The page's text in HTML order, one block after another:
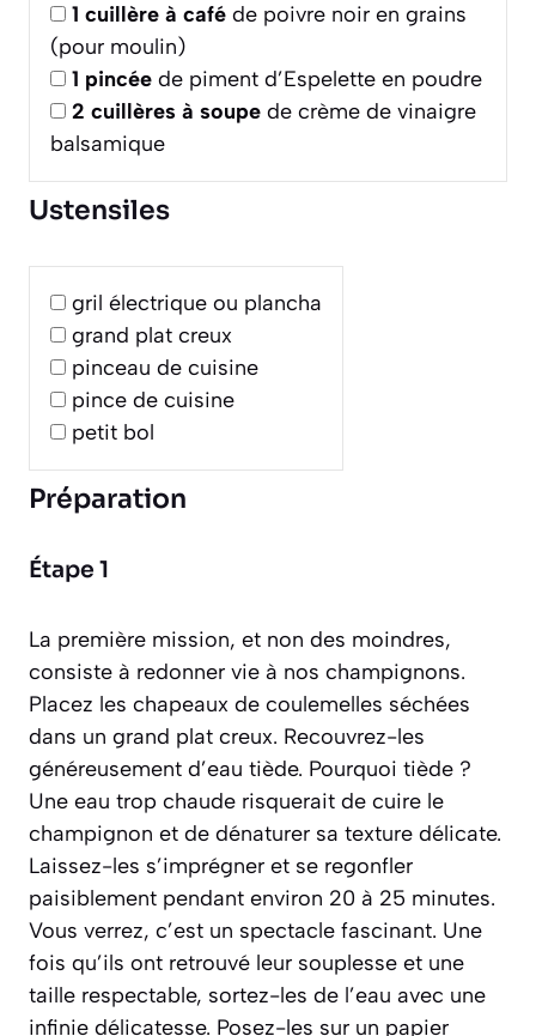
1 cuillère à café de poivre noir en grains
(pour moulin)
1 pincée de piment d’Espelette en poudre
2 cuillères à soupe de crème de vinaigre
balsamique
Ustensiles
gril électrique ou plancha
grand plat creux
pinceau de cuisine
pince de cuisine
petit bol
Préparation
Étape 1
La première mission, et non des moindres,
consiste à redonner vie à nos champignons.
Placez les chapeaux de coulemelles séchées
dans un grand plat creux. Recouvrez-les
généreusement d’eau tiède. Pourquoi tiède ?
Une eau trop chaude risquerait de cuire le
champignon et de dénaturer sa texture délicate.
Laissez-les s’imprégner et se regonfler
paisiblement pendant environ 20 à 25 minutes.
Vous verrez, c’est un spectacle fascinant. Une
fois qu’ils ont retrouvé leur souplesse et une
taille respectable, sortez-les de l’eau avec une
infinie délicatesse. Posez-les sur un papier